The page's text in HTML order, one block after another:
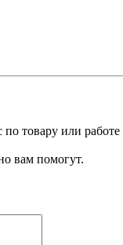
товару или работе
вам помогут.